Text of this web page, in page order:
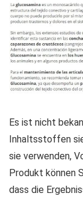
Es ist nicht
Inhaltsstoffen
sie verwenden,
Produkt können
dass die